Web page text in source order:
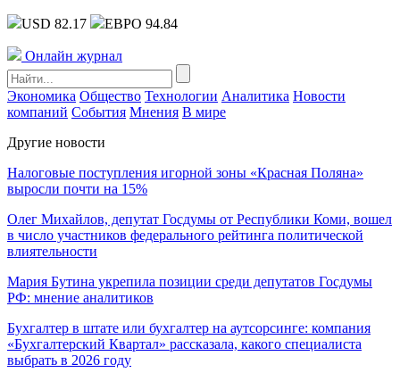
USD 82.17 ЕВРО 94.84
Онлайн журнал
Экономика Общество Технологии Аналитика Новости
компаний События Мнения В мире
Другие новости
Налоговые поступления игорной зоны «Красная Поляна»
выросли почти на 15%
Олег Михайлов, депутат Госдумы от Республики Коми, вошел
в число участников федерального рейтинга политической
влиятельности
Мария Бутина укрепила позиции среди депутатов Госдумы
РФ: мнение аналитиков
Бухгалтер в штате или бухгалтер на аутсорсинге: компания
«Бухгалтерский Квартал» рассказала, какого специалиста
выбрать в 2026 году